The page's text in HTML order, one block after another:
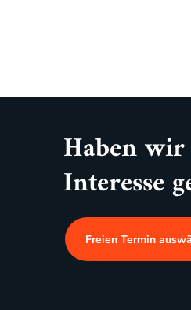
Haben
Interesse
Freien Termin